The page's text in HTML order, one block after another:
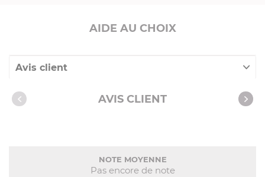
AIDE AU CHOIX
Avis client
Nos clients ont aussi acheté
AVIS CLIENT
NOTE MOYENNE
Pas encore de note